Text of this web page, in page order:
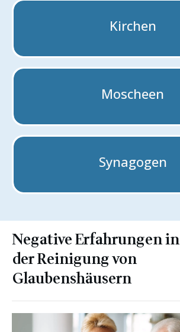
Kirchen
Moscheen
Synagogen
Negative Erfahrungen in
derReinigung von
Glaubenshäusern